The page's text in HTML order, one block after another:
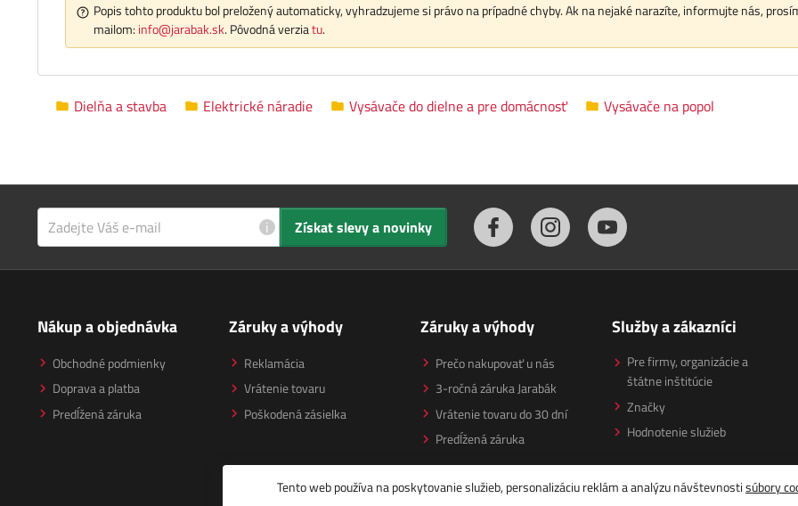
Popis tohto produktu bol preložený automaticky, vyhradzujeme si právo na prípadné chyby. Ak na nejaké narazíte, informujte nás,
mailom: info@jarabak.sk. Pôvodná verziatu.
Dielňa a stavba Elektrické náradie Vysávače do dielne a pre domácnosť Vysávače na popol
i Získat slevy a novinky
Nákup a objednávka
Obchodné podmienky
Doprava a platba
Predĺžená záruka
Záruky a výhody
Reklamácia
Vrátenie tovaru
Poškodená zásielka
Záruky a výhody
Prečo nakupovať u nás
3-ročná záruka Jarabák
Vrátenie tovaru do 30 dní
Predĺžená záruka
Služby a zákazníci
Pre firmy, organizácie a
štátne inštitúcie
Značky
Hodnotenie služieb
Tento web používa na poskytovanie služieb, personalizáciu reklám a analýzu návštevnostisúbory